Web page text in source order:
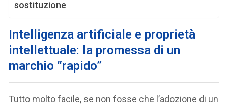
sostituzione
Intelligenza artificiale e proprietà
intellettuale: la promessa di un
marchio “rapido”
Tutto molto facile, se non fosse che l’adozione di un